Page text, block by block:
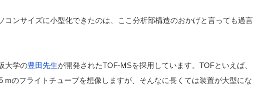
コンサイズに小型化できたのは、ここ分析部構造のおかげと言っても過言
大学の豊田先生が開発されたTOF-MSを採用しています。TOFといえば、
mのフライトチューブを想像しますが、そんなに長くては装置が大型にな